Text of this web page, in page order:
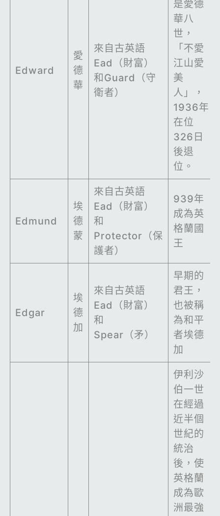
Edward
愛
德
華
來自古英語
Ead（財富）
和Guard（守
衛者）
是愛德
華八
世，
「不愛
江山愛
美
人」，
1936年
在位
326日
後退
位。
Edmund
埃
德
蒙
來自古英語
Ead（財富）
和
Protector（保
護者）
939年
成為英
格蘭國
王
Edgar
埃
德
加
來自古英語
Ead（財富）
和
Spear（矛）
早期的
君王，
也被稱
為和平
者埃德
加
伊利沙
伯一世
在經過
近半個
世紀的
統治
後，使
英格蘭
成為歐
洲最強